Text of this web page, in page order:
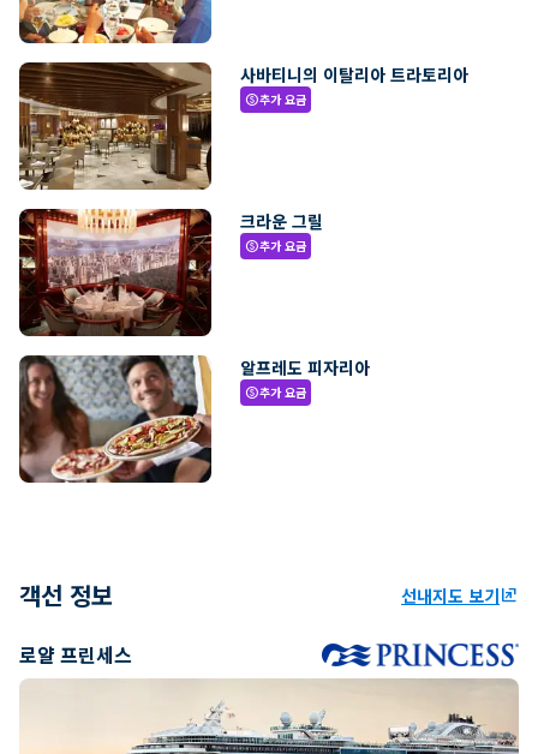
사바티니의 이탈리아 트라토리아
paid추가 요금
크라운 그릴
paid추가 요금
알프레도 피자리아
paid추가 요금
객선 정보 선내지도 보기ungroup
로얄 프린세스